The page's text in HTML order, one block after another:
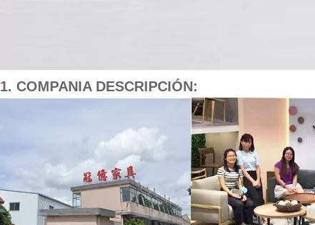
1. COMPANIA DESCRIPCIÓN: